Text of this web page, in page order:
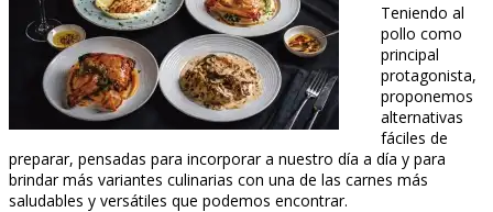
Teniendo al
pollo como
principal
protagonista,
proponemos
alternativas
fáciles de
preparar, pensadas para incorporar a nuestro día a día y para
brindar más variantes culinarias con una de las carnes más
saludables y versátiles que podemos encontrar.